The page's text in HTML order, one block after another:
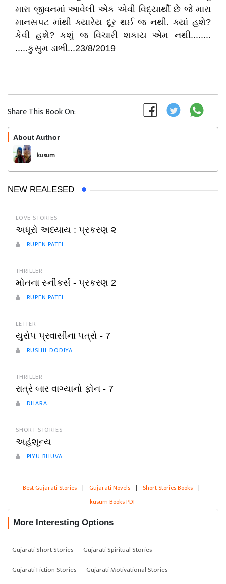
મારા જીવનમાં આવેલી એક એવી વિદ્યાર્થી છે જે મારા
માનસપટ માંથી ક્યારેય દૂર થઈ જ નથી. ક્યાં હશે?
કેવી હશે? કશું જ વિચારી શકાય એમ નથી........
.....કુસુમ ડાભી...23/8/2019
Share This Book On:
About Author
kusum
NEW REALESED
LOVE STORIES
અધૂરો અધ્યાય : પ્રકરણ ૨
RUPEN PATEL
THRILLER
મોતના સ્નીકર્સ - પ્રકરણ 2
RUPEN PATEL
LETTER
યુરોપ પ્રવાસીના પત્રો - 7
RUSHIL DODIYA
THRILLER
રાત્રે બાર વાગ્યાનો ફોન - 7
DHARA
SHORT STORIES
અહંશૂન્ય
PIYU BHUVA
Best Gujarati Stories | Gujarati Novels | Short Stories Books |
kusum Books PDF
More Interesting Options
Gujarati Short Stories
Gujarati Spiritual Stories
Gujarati Fiction Stories
Gujarati Motivational Stories